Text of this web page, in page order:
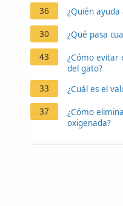
36 ¿Quién ayuda
30 ¿Qué pasa
43
¿Cómo evitar
del gato?
33
¿Cuál es el
37
¿Cómo
oxigenada?